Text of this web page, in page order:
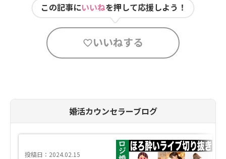
この記事にいいねを押して応援しよう！
いいねする
婚活カウンセラーブログ
投稿日：2024.02.15